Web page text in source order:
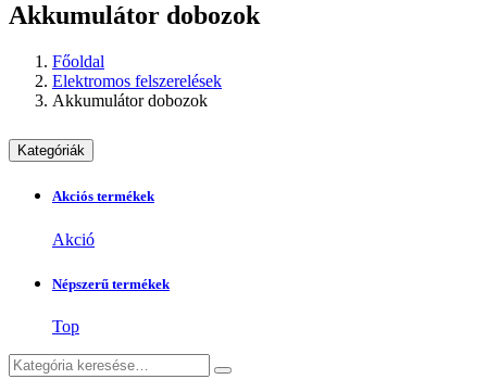
Akkumulátor dobozok
Főoldal
Elektromos felszerelések
Akkumulátor dobozok
Kategóriák
Akciós termékek
Akció
Népszerű termékek
Top